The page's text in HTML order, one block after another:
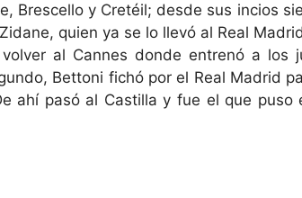
Brescello y Cretéil; desde sus incios
quien ya se lo llevó al Real
al Cannes donde entrenó a los
Bettoni fichó por el Real Madrid
ahí pasó al Castilla y fue el que puso